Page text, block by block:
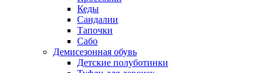
Кеды
Сандалии
Тапочки
Сабо
Демисезонная обувь
Детские полуботинки